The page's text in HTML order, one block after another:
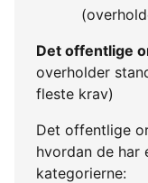
Det offentlige
overholder
fleste krav)
Det offentlige
hvordan de har
kategorierne: